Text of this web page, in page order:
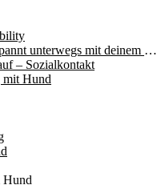
Social Walk – Entspannt unterwegs mit deinem Hund
– Sozialkontakt
mit Hund
Hund